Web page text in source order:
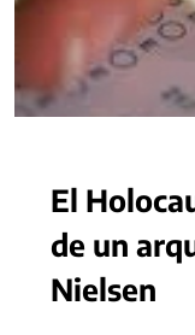
El
de un
Nielsen